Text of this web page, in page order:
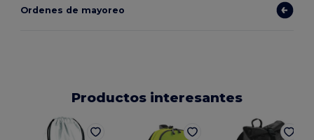
Ordenes de mayoreo
Productos interesantes